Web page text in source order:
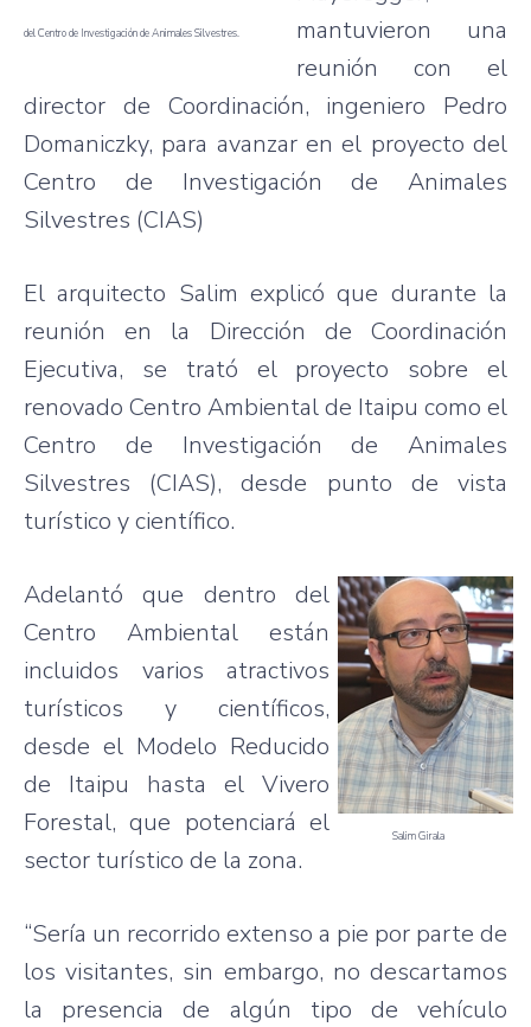
del Centro de Investigación de Animales Silvestres.
mantuvieron una
reunión con el
director de Coordinación, ingeniero Pedro
Domaniczky, para avanzar en el proyecto del
Centro de Investigación de Animales
Silvestres (CIAS)
El arquitecto Salim explicó que durante la
reunión en la Dirección de Coordinación
Ejecutiva, se trató el proyecto sobre el
renovado Centro Ambiental de Itaipu como el
Centro de Investigación de Animales
Silvestres (CIAS), desde punto de vista
turístico y científico.
Salim Girala
Adelantó que dentro del
Centro Ambiental están
incluidos varios atractivos
turísticos y científicos,
desde el Modelo Reducido
de Itaipu hasta el Vivero
Forestal, que potenciará el
sector turístico de la zona.
“Sería un recorrido extenso a pie por parte de
los visitantes, sin embargo, no descartamos
la presencia de algún tipo de vehículo